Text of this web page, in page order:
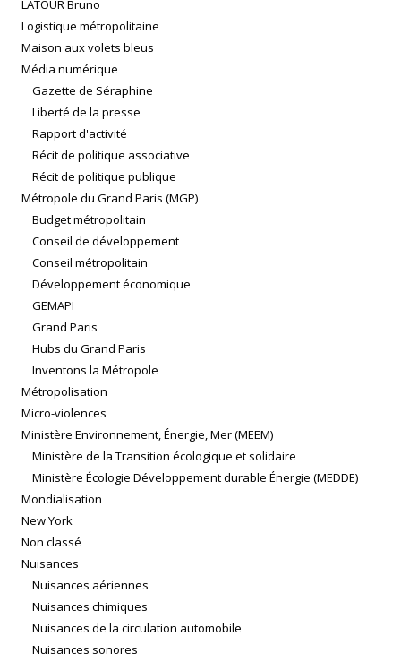
LATOUR Bruno
Logistique métropolitaine
Maison aux volets bleus
Média numérique
Gazette de Séraphine
Liberté de la presse
Rapport d'activité
Récit de politique associative
Récit de politique publique
Métropole du Grand Paris (MGP)
Budget métropolitain
Conseil de développement
Conseil métropolitain
Développement économique
GEMAPI
Grand Paris
Hubs du Grand Paris
Inventons la Métropole
Métropolisation
Micro-violences
Ministère Environnement, Énergie, Mer (MEEM)
Ministère de la Transition écologique et solidaire
Ministère Écologie Développement durable Énergie (MEDDE)
Mondialisation
New York
Non classé
Nuisances
Nuisances aériennes
Nuisances chimiques
Nuisances de la circulation automobile
Nuisances sonores